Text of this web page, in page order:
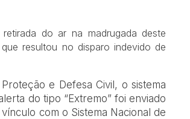
do ar na madrugada deste
resultou no disparo indevido de
e Defesa Civil, o sistema
do tipo “Extremo” foi enviado
com o Sistema Nacional de